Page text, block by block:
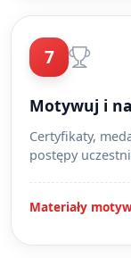
7
Motywuj i
Certyfikaty,
postępy
Materiały